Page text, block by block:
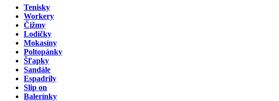
Tenisky
Workery
Čižmy
Lodičky
Mokasíny
Poltopánky
Šľapky
Sandále
Espadrily
Slip on
Balerínky